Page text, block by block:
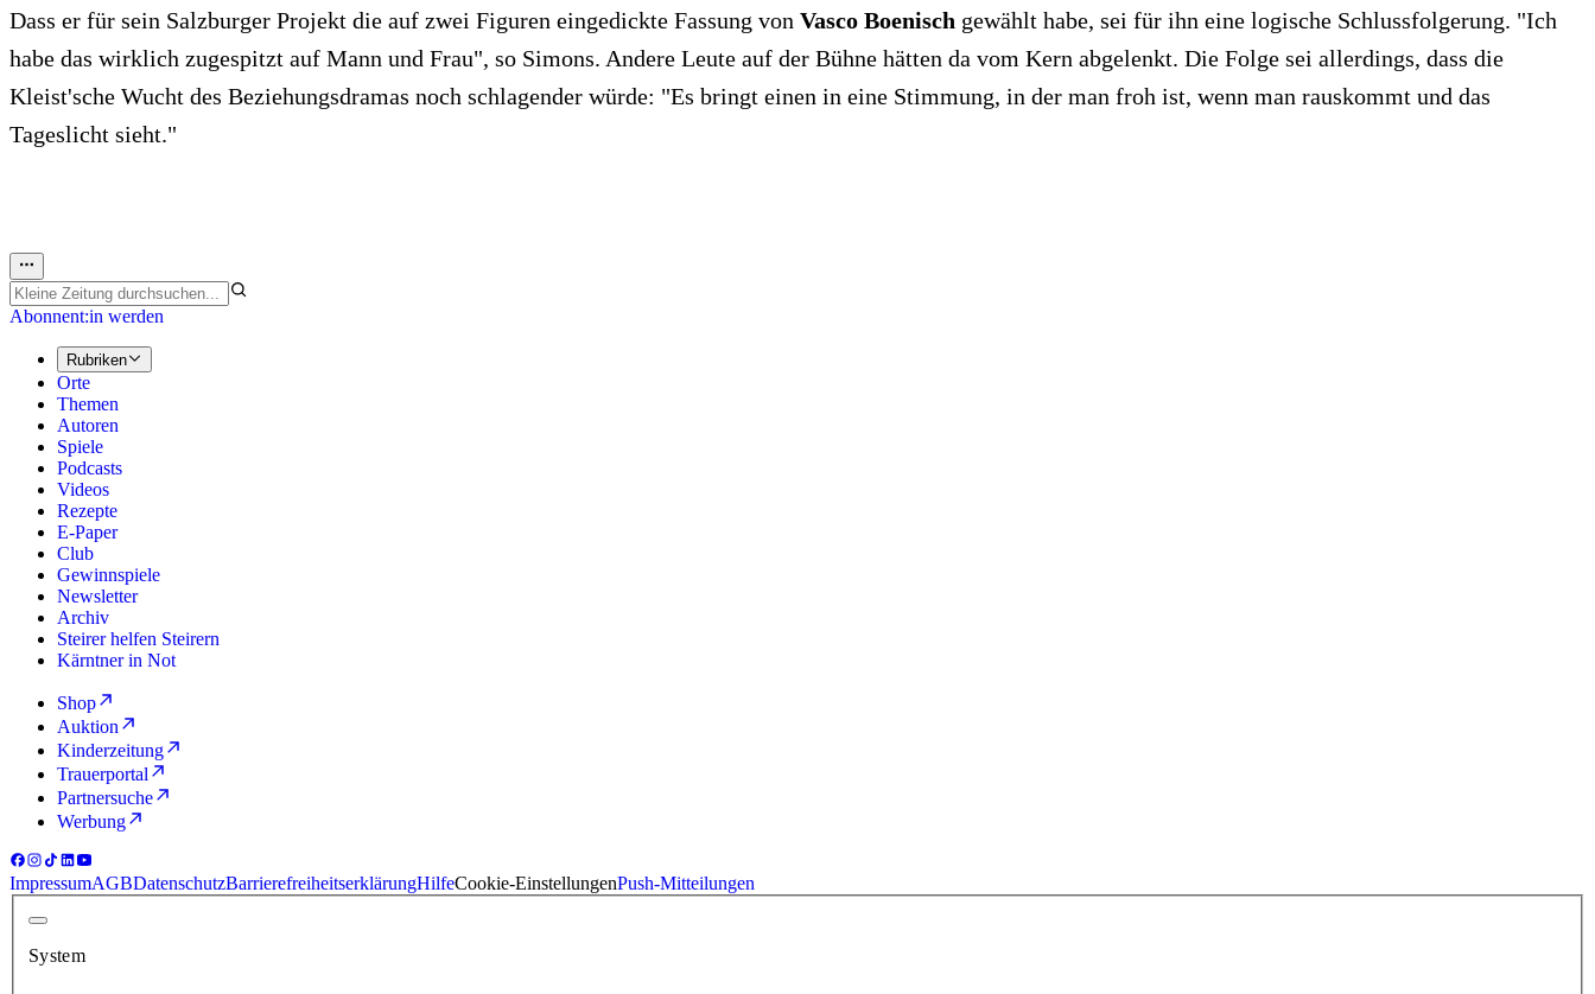
Dass er für sein Salzburger Projekt die auf zwei Figuren eingedickte Fassung von Vasco Boenisch gewählt habe, sei für ihn eine logische Schlussfolgerung. "Ich
habe das wirklich zugespitzt auf Mann und Frau", so Simons. Andere Leute auf der Bühne hätten da vom Kern abgelenkt. Die Folge sei allerdings, dass die
Kleist'sche Wucht des Beziehungsdramas noch schlagender würde: "Es bringt einen in eine Stimmung, in der man froh ist, wenn man rauskommt und das
Tageslicht sieht."
Abonnent:in werden
Rubriken
Orte
Themen
Autoren
Spiele
Podcasts
Videos
Rezepte
E-Paper
Club
Gewinnspiele
Newsletter
Archiv
Steirer helfen Steirern
Kärntner in Not
Shop
Auktion
Kinderzeitung
Trauerportal
Partnersuche
Werbung
ImpressumAGBDatenschutzBarrierefreiheitserklärungHilfeCookie-EinstellungenPush-Mitteilungen
System